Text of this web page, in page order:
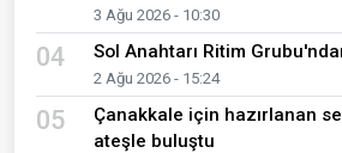
3 Ağu 2026 - 10:30
04 Sol Anahtarı Ritim
2 Ağu 2026 - 15:24
05
Çanakkale için hazırlanan
ateşle buluştu